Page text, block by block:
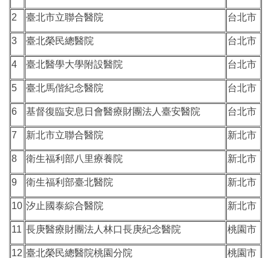
2 臺北市立聯合醫院 台北市
3 臺北榮民總醫院 台北市
4 臺北醫學大學附設醫院 台北市
5 臺北馬偕紀念醫院 台北市
6 基督復臨安息日會醫療財團法人臺安醫院 台北市
7 新北市立聯合醫院 新北市
8 衛生福利部八里療養院 新北市
9 衛生福利部臺北醫院 新北市
10 汐止國泰綜合醫院 新北市
11 長庚醫療財團法人林口長庚紀念醫院 桃園市
12 臺北榮民總醫院桃園分院 桃園市